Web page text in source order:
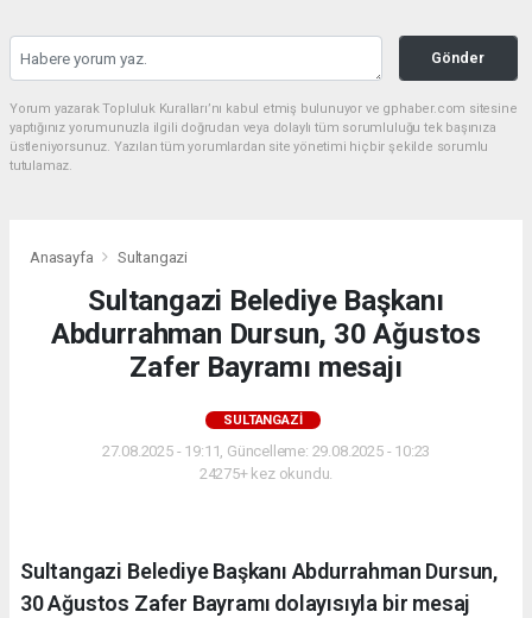
Gönder
Yorum yazarak Topluluk Kuralları’nı kabul etmiş bulunuyor ve gphaber.com sitesine
yaptığınız yorumunuzla ilgili doğrudan veya dolaylı tüm sorumluluğu tek başınıza
üstleniyorsunuz. Yazılan tüm yorumlardan site yönetimi hiçbir şekilde sorumlu
tutulamaz.
Anasayfa Sultangazi
Sultangazi Belediye Başkanı
Abdurrahman Dursun, 30 Ağustos
Zafer Bayramı mesajı
SULTANGAZI
27.08.2025 - 19:11, Güncelleme: 29.08.2025 - 10:23
24275+ kez okundu.
Sultangazi Belediye Başkanı Abdurrahman Dursun,
30 Ağustos Zafer Bayramı dolayısıyla bir mesaj